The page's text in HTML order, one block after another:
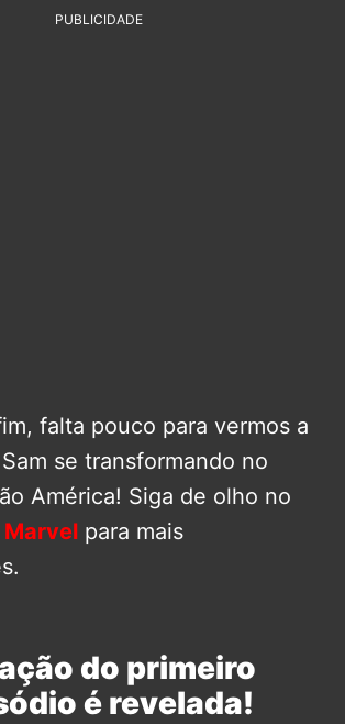
PUBLICIDADE
falta pouco para vermos a
se transformando no
América! Siga de olho no
para mais
do primeiro
é revelada!